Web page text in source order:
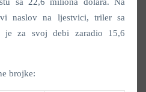
naslov na ljestvici, triler sa
je za svoj debi zaradio 15,6
brojke: